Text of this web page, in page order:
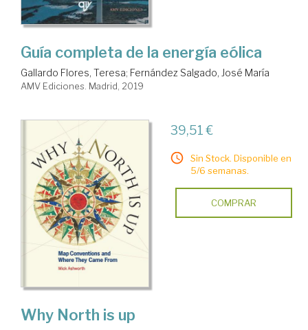
Guía completa de la energía eólica
Gallardo Flores, Teresa; Fernández Salgado, José María
AMV Ediciones. Madrid, 2019
39,51 €
Sin Stock. Disponible en
5/6 semanas.
COMPRAR
Why North is up